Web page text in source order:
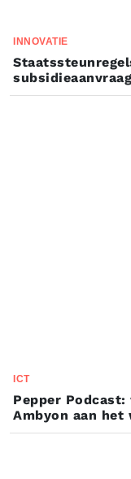
INNOVATIE
subsidieaanvraag
ICT
Pepper
Ambyon aan het